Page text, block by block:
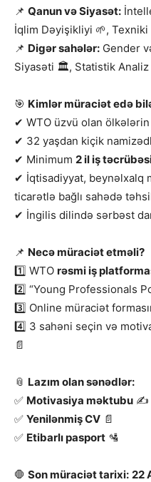
📌 Qanun və Siyasət:
İqlim Dəyişikliyi 🌱,
📌 Digər sahələr: Gender
Siyasəti 🏛, Statistik Analiz
🎯 Kimlər müraciət edə
✔ WTO üzvü olan ölkələrin
✔ 32 yaşdan kiçik
✔ Minimum 2 il iş
✔ İqtisadiyyat, beynəlxalq
ticarətlə bağlı sahədə
✔ İngilis dilində sərbəst
📌 Necə müraciət etməli?
1️⃣ WTO rəsmi iş
2️⃣ “Young Professionals
3️⃣ Online müraciət
4️⃣ 3 sahəni seçin və
📄
📎 Lazım olan sənədlər:
✅ Motivasiya məktubu ✍
✅ Yenilənmiş CV 📄
✅ Etibarlı pasport 🛂
🛑 Son müraciət tarixi: 22